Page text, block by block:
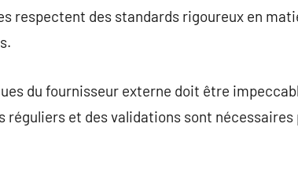
respectent des standards rigoureux en
du fournisseur externe doit être
réguliers et des validations sont